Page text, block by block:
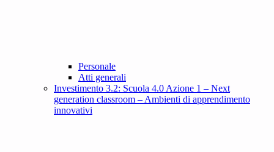
Personale
Atti generali
Investimento 3.2: Scuola 4.0 Azione 1 – Next
generation classroom – Ambienti di apprendimento
innovativi